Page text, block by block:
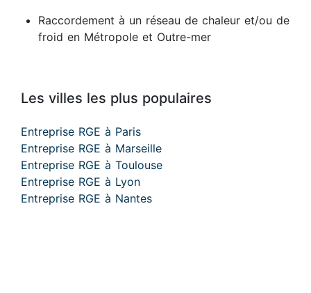
Raccordement à un réseau de chaleur et/ou de
froid en Métropole et Outre-mer
Les villes les plus populaires
Entreprise RGE à Paris
Entreprise RGE à Marseille
Entreprise RGE à Toulouse
Entreprise RGE à Lyon
Entreprise RGE à Nantes